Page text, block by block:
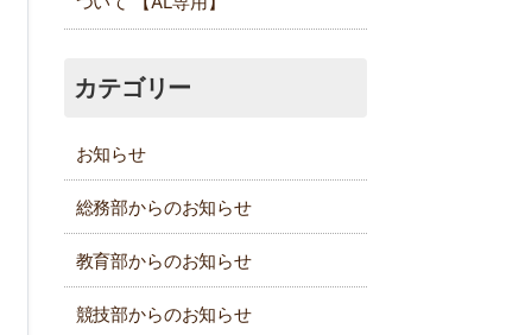
カテゴリー
お知らせ
総務部からのお知らせ
教育部からのお知らせ
競技部からのお知らせ